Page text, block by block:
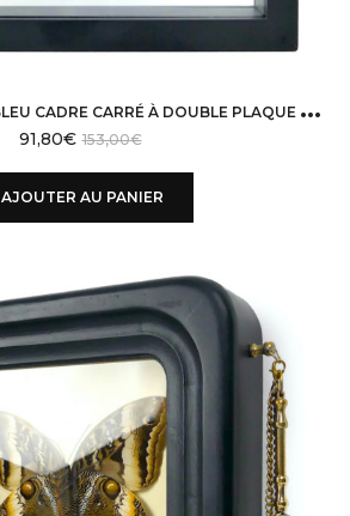
P
APILLON MORPHO BLEU CADRE CARRÉ À DOUBLE PLAQUE DE VERRE
153,00€
91,80€
AJOUTER AU PANIER